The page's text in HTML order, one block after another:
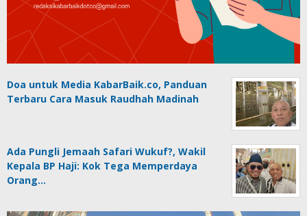
Doa untuk Media KabarBaik.co, Panduan
Terbaru Cara Masuk Raudhah Madinah
Ada Pungli Jemaah Safari Wukuf?, Wakil
Kepala BP Haji: Kok Tega Memperdaya
Orang…